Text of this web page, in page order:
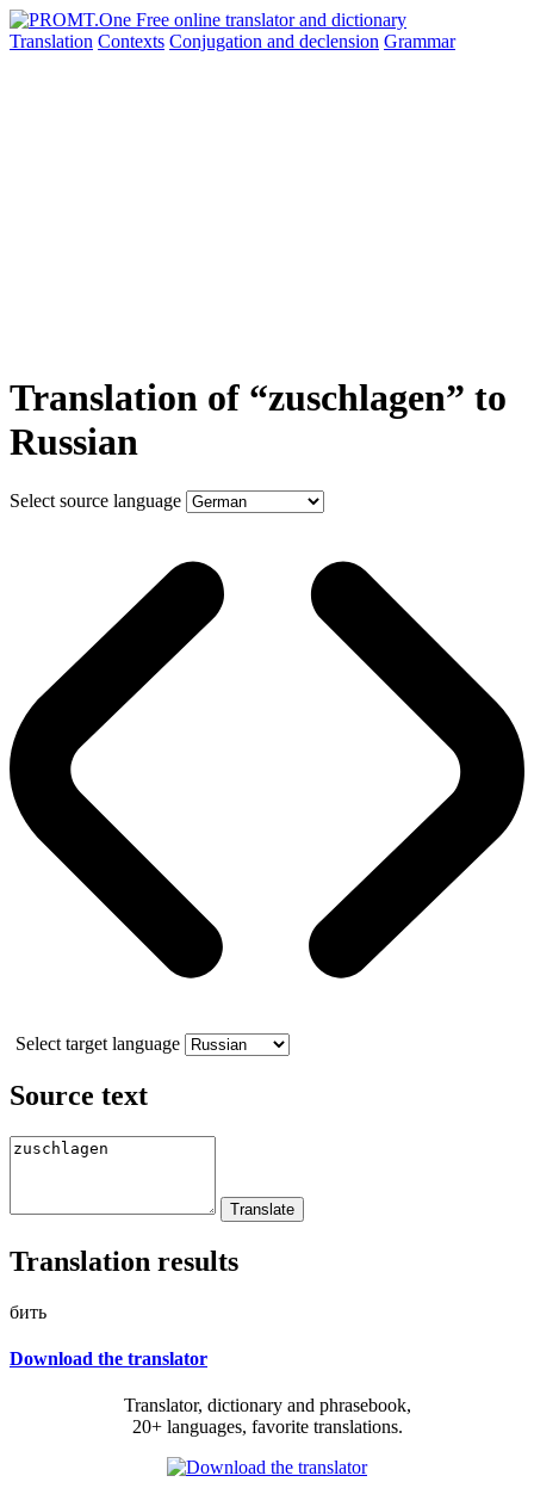
Translation Contexts Conjugation and declension Grammar
Translation of “zuschlagen” to
Russian
Select source language
Select target language
Source text
Translation results
бить
Download the translator
Translator, dictionary and phrasebook,
20+ languages, favorite translations.